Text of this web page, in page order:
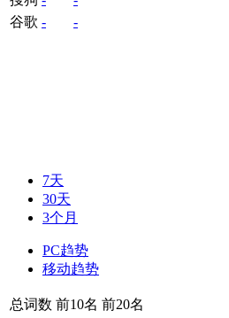
谷歌 - -
7天
30天
3个月
PC趋势
移动趋势
总词数 前10名 前20名